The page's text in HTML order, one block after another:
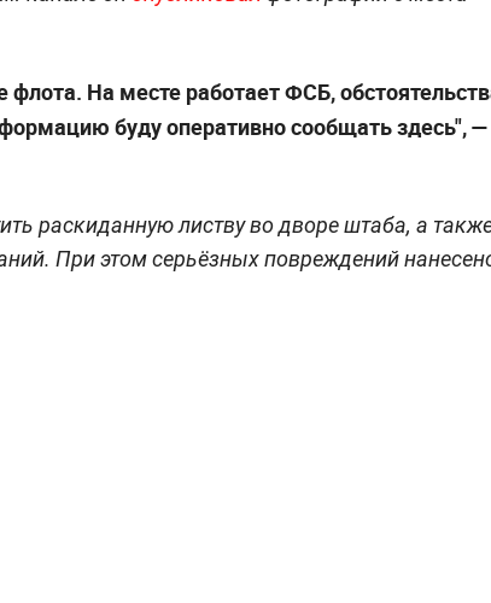
флота. На месте работает ФСБ,
буду оперативно сообщать здесь", —
раскиданную листву во дворе штаба, а
При этом серьёзных повреждений